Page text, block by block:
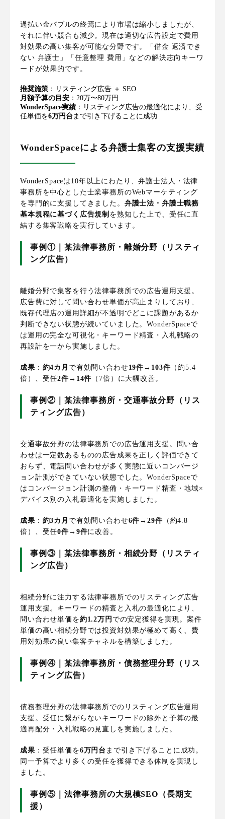
過払い金バブルの終焉により市場は縮小しましたが、
それに伴い競合も減少。現在は適切な広告設定で費用
対効果の高い集客が可能な分野です。「借金 返済でき
ない 弁護士」「任意整理 費用」などの解決志向キーワ
ードが効果的です。
推奨施策 ：リスティング広告 ＋ SEO
月額予算の目安 ：20万〜80万円
WonderSpace実績 ：リスティング広告の最適化により、受
任単価を6万円台 まで引き下げることに成功
WonderSpaceによる弁護士集客の支援実績
WonderSpaceは10年以上にわたり、弁護士法人・法律
事務所を中心とした士業事務所のWebマーケティング
を専門的に支援してきました。 弁護士法・弁護士職務
基本規程に基づく広告規制 を熟知した上で、受任に直
結する集客戦略を実行しています。
事例①｜某法律事務所・離婚分野（リスティ
ング広告）
離婚分野で集客を行う法律事務所での広告運用支援。
広告費に対して問い合わせ単価が高止まりしており、
既存代理店の運用詳細が不透明でどこに課題があるか
判断できない状態が続いていました。WonderSpaceで
は運用の完全な可視化・キーワード精査・入札戦略の
再設計を一から実施しました。
成果 ： 約4カ月 で有効問い合わせ19件→103件 （約5.4
倍）、受任2件→14件 （7倍）に大幅改善。
事例②｜某法律事務所・交通事故分野（リス
ティング広告）
交通事故分野の法律事務所での広告運用支援。問い合
わせは一定数あるものの広告成果を正しく評価できて
おらず、電話問い合わせが多く実態に近いコンバージ
ョン計測ができていない状態でした。WonderSpaceで
はコンバージョン計測の整備・キーワード精査・地域×
デバイス別の入札最適化を実施しました。
成果 ： 約3カ月 で有効問い合わせ6件→29件 （約4.8
倍）、受任0件→9件に改善。
事例③｜某法律事務所・相続分野（リスティ
ング広告）
相続分野に注力する法律事務所でのリスティング広告
運用支援。キーワードの精査と入札の最適化により、
問い合わせ単価を約1.2万円 での安定獲得を実現。案件
単価の高い相続分野では投資対効果が極めて高く、費
用対効果の良い集客チャネルを構築しました。
事例④｜某法律事務所・債務整理分野（リス
ティング広告）
債務整理分野の法律事務所でのリスティング広告運用
支援。受任に繋がらないキーワードの除外と予算の最
適再配分・入札戦略の見直しを実施しました。
成果 ：受任単価を6万円台 まで引き下げることに成功。
同一予算でより多くの受任を獲得できる体制を実現し
ました。
事例⑤｜法律事務所の大規模SEO（長期支
援）